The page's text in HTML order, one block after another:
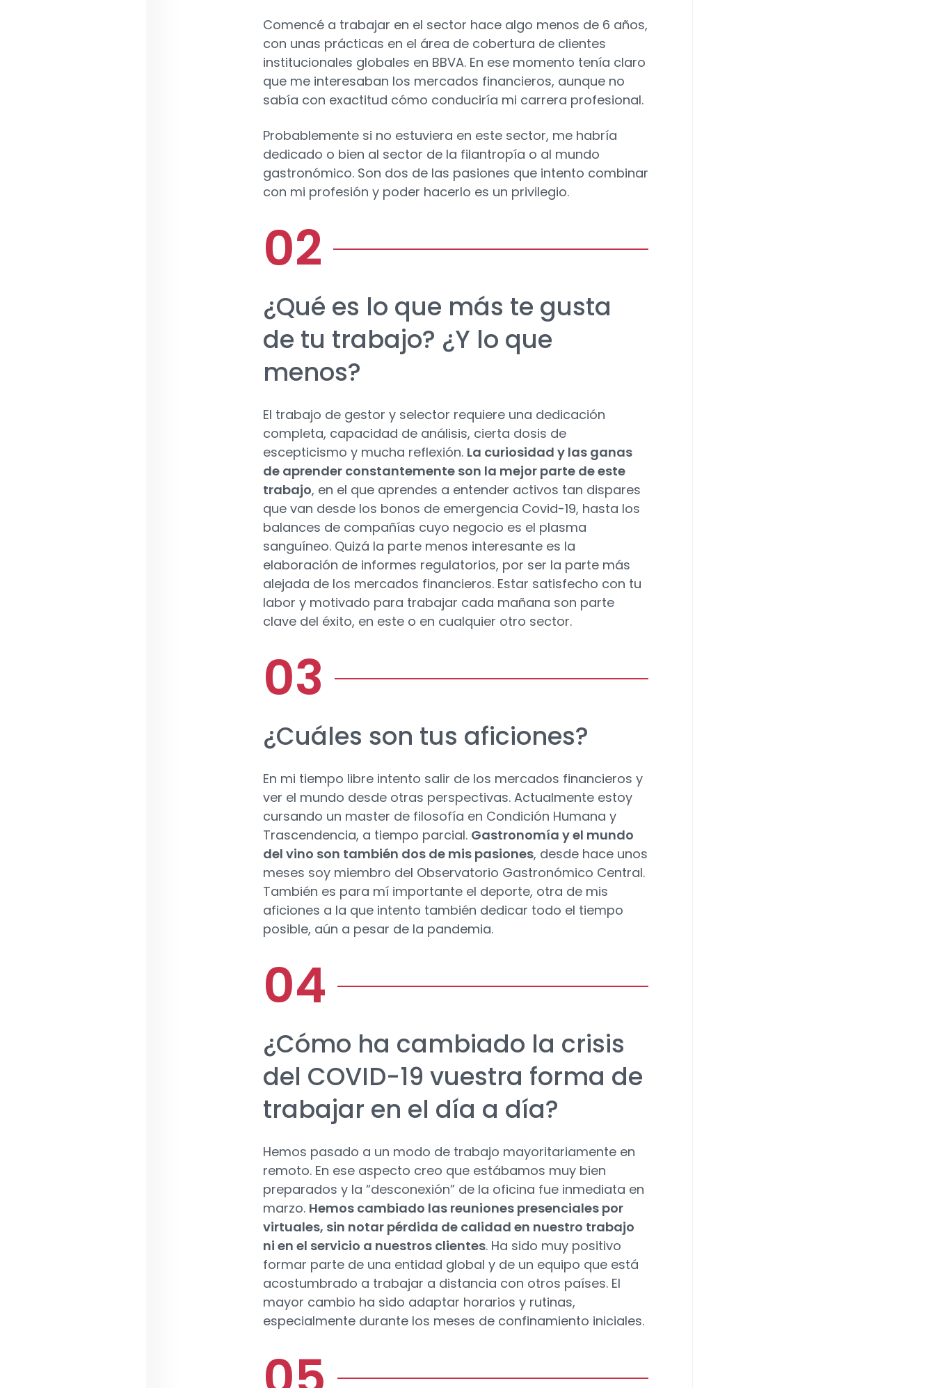
Comencé a trabajar en el sector hace algo menos de 6 años,
con unas prácticas en el área de cobertura de clientes
institucionales globales en BBVA. En ese momento tenía claro
que me interesaban los mercados financieros, aunque no
sabía con exactitud cómo conduciría mi carrera profesional.
Probablemente si no estuviera en este sector, me habría
dedicado o bien al sector de la filantropía o al mundo
gastronómico. Son dos de las pasiones que intento combinar
con mi profesión y poder hacerlo es un privilegio.
¿Qué es lo que más te gusta
de tu trabajo? ¿Y lo que
menos?
El trabajo de gestor y selector requiere una dedicación
completa, capacidad de análisis, cierta dosis de
escepticismo y mucha reflexión. La curiosidad y las ganas
de aprender constantemente son la mejor parte de este
trabajo, en el que aprendes a entender activos tan dispares
que van desde los bonos de emergencia Covid-19, hasta los
balances de compañías cuyo negocio es el plasma
sanguíneo. Quizá la parte menos interesante es la
elaboración de informes regulatorios, por ser la parte más
alejada de los mercados financieros. Estar satisfecho con tu
labor y motivado para trabajar cada mañana son parte
clave del éxito, en este o en cualquier otro sector.
¿Cuáles son tus aficiones?
En mi tiempo libre intento salir de los mercados financieros y
ver el mundo desde otras perspectivas. Actualmente estoy
cursando un master de filosofía en Condición Humana y
Trascendencia, a tiempo parcial. Gastronomía y el mundo
del vino son también dos de mis pasiones, desde hace unos
meses soy miembro del Observatorio Gastronómico Central.
También es para mí importante el deporte, otra de mis
aficiones a la que intento también dedicar todo el tiempo
posible, aún a pesar de la pandemia.
¿Cómo ha cambiado la crisis
del COVID-19 vuestra forma de
trabajar en el día a día?
Hemos pasado a un modo de trabajo mayoritariamente en
remoto. En ese aspecto creo que estábamos muy bien
preparados y la “desconexión” de la oficina fue inmediata en
marzo. Hemos cambiado las reuniones presenciales por
virtuales, sin notar pérdida de calidad en nuestro trabajo
ni en el servicio a nuestros clientes. Ha sido muy positivo
formar parte de una entidad global y de un equipo que está
acostumbrado a trabajar a distancia con otros países. El
mayor cambio ha sido adaptar horarios y rutinas,
especialmente durante los meses de confinamiento iniciales.